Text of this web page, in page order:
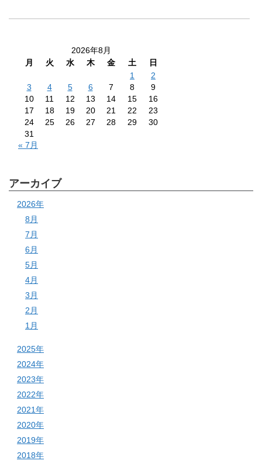
2026年8月
月
火 水 木 金 土
日
1
2
3
4 5 6 7 8
9
10
11 12 13 14 15
16
17
18 19 20 21 22
23
24
25 26 27 28 29
30
31
« 7月
アーカイブ
2026年
8月
7月
6月
5月
4月
3月
2月
1月
2025年
2024年
2023年
2022年
2021年
2020年
2019年
2018年